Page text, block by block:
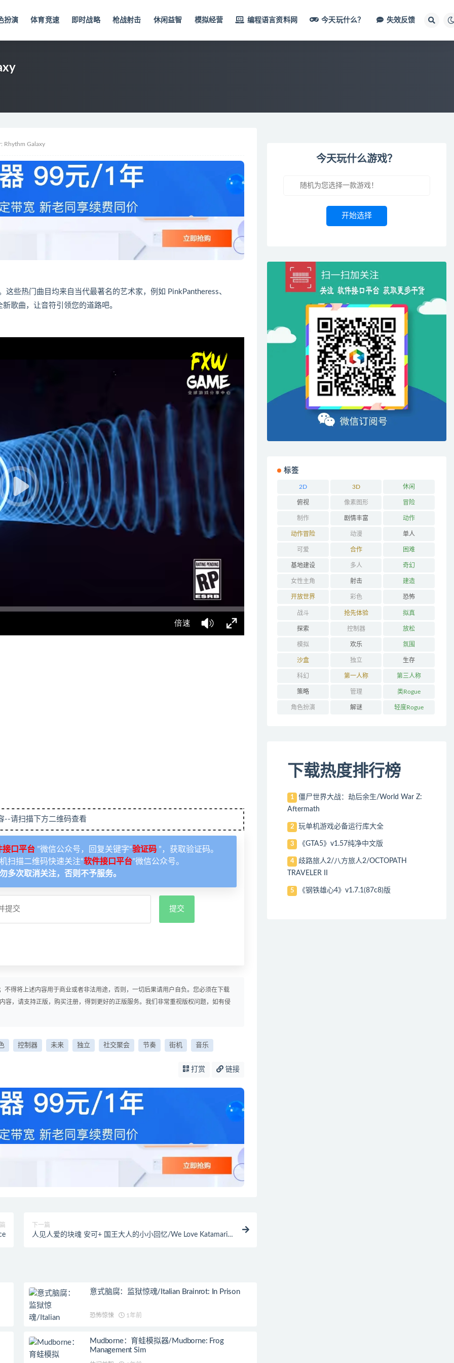
扮演 体育竞速 即时战略 枪战射击 休闲益智 模拟经营 编程语言资料网 今天玩什么？ 失效反馈
Rhythm Galaxy
些热门曲目均来自当代最著名的艺术家，例如 PinkPantheress、
歌曲，让音符引领您的道路吧。
--请扫描下方二维码查看
接口平台 ”微信公众号，回复关键字“验证码 ”，获取验证码。
扫描二维码快速关注“软件接口平台”微信公众号。
多次取消关注，否则不予服务。
得将上述内容用于商业或者非法用途，否则，一切后果请用户自负。您必须在下载
，请支持正版，购买注册，得到更好的正版服务。我们非常重视版权问题，如有侵
控制器 未来 独立 社交聚会 节奏 街机 音乐
打赏 链接
下一篇
人见人爱的块魂 安可+ 国王大人的小小回忆/We Love Katamari
意式脑腐：监狱惊魂/Italian Brainrot: In Prison
恐怖惊悚 1年前
Mudborne：育蛙模拟器/Mudborne: Frog
Management Sim
今天玩什么游戏？
开始选择
标签
2D 3D 休闲
俯视 像素图形 冒险
制作 剧情丰富 动作
动作冒险 动漫 单人
可爱 合作 困难
基地建设 多人 奇幻
女性主角 射击 建造
开放世界 彩色 恐怖
战斗 抢先体验 拟真
探索 控制器 放松
模拟 欢乐 氛围
沙盒 独立 生存
科幻 第一人称 第三人称
策略 管理 类Rogue
角色扮演 解谜 轻度Rogue
下载热度排行榜
1
僵尸世界大战：劫后余生/World War Z:
Aftermath
2 玩单机游戏必备运行库大全
3 《GTA5》v1.57纯净中文版
4
歧路旅人2/八方旅人2/OCTOPATH
TRAVELER II
5 《钢铁雄心4》v1.7.1(87c8)版